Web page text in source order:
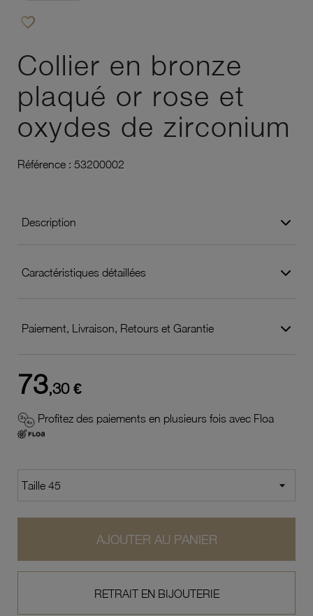
favorite_border
Collier en bronze
plaqué or rose et
oxydes de zirconium
Référence : 53200002
Description
Caractéristiques détaillées
Paiement, Livraison, Retours et Garantie
73,30 €
Profitez des paiements en plusieurs fois avec Floa
AJOUTER AU PANIER
RETRAIT EN BIJOUTERIE